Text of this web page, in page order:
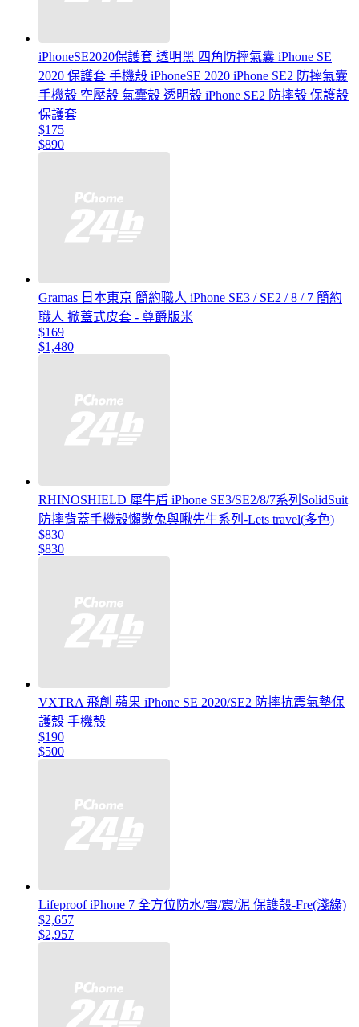
iPhoneSE2020保護套 透明黑 四角防摔氣囊 iPhone SE
2020 保護套 手機殼 iPhoneSE 2020 iPhone SE2 防摔氣囊
手機殼 空壓殼 氣囊殼 透明殼 iPhone SE2 防摔殼 保護殼
保護套
$175
$890
Gramas 日本東京 簡約職人 iPhone SE3 / SE2 / 8 / 7 簡約
職人 掀蓋式皮套 - 尊爵版米
$169
$1,480
RHINOSHIELD 犀牛盾 iPhone SE3/SE2/8/7系列SolidSuit
防摔背蓋手機殼懶散兔與啾先生系列-Lets travel(多色)
$830
$830
VXTRA 飛創 蘋果 iPhone SE 2020/SE2 防摔抗震氣墊保
護殼 手機殼
$190
$500
Lifeproof iPhone 7 全方位防水/雪/震/泥 保護殼-Fre(淺綠)
$2,657
$2,957